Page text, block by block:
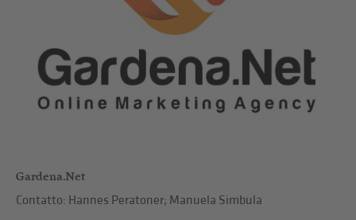
Gardena.Net
Contatto: Hannes Peratoner; Manuela Simbula